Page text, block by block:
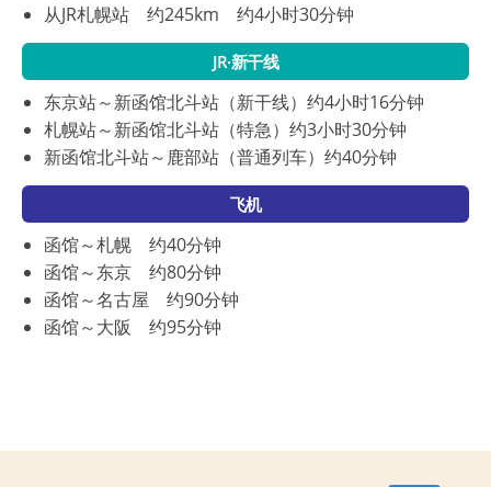
从JR札幌站 约245km 约4小时30分钟
JR·新干线
东京站～新函馆北斗站（新干线）约4小时16分钟
札幌站～新函馆北斗站（特急）约3小时30分钟
新函馆北斗站～鹿部站（普通列车）约40分钟
飞机
函馆～札幌 约40分钟
函馆～东京 约80分钟
函馆～名古屋 约90分钟
函馆～大阪 约95分钟